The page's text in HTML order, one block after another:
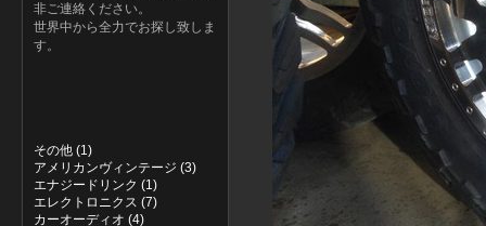
非ご連絡ください。
世界中から全力でお探し致しま
す。
その他 (1)
アメリカンヴィンテージ (3)
エナジードリンク (1)
エレクトロニクス (7)
カーオーディオ (4)